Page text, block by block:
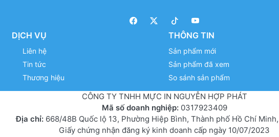
DỊCH VỤ
Liên hệ
Tin tức
Thương hiệu
THÔNG TIN
Sản phẩm mới
Sản phẩm đã xem
So sánh sản phẩm
CÔNG TY TNHH MỰC IN NGUYỄN HỢP PHÁT
Mã số doanh nghiệp: 0317923409
Địa chỉ:668/48B Quốc lộ 13, Phường Hiệp Bình, Thành phố Hồ Chí
Giấy chứng nhận đăng ký kinh doanh cấp ngày 10/07/2023